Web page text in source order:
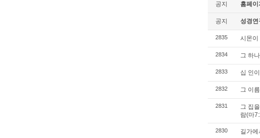
공지 홈페
공지 성경연
2835 시몬이
2834 그 하
2833 십 인
2832 그 이
2831
그 집
람(마
2830 길가